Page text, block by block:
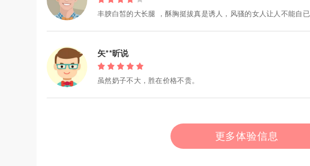
丰腴白皙的大长腿 ，酥胸挺拔真是诱人，风骚的女人让人不能自已
矢**昕说
虽然奶子不大，胜在价格不贵。
更多体验信息